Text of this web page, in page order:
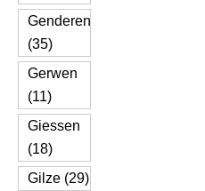
Genderen
(35)
Gerwen
(11)
Giessen
(18)
Gilze (29)